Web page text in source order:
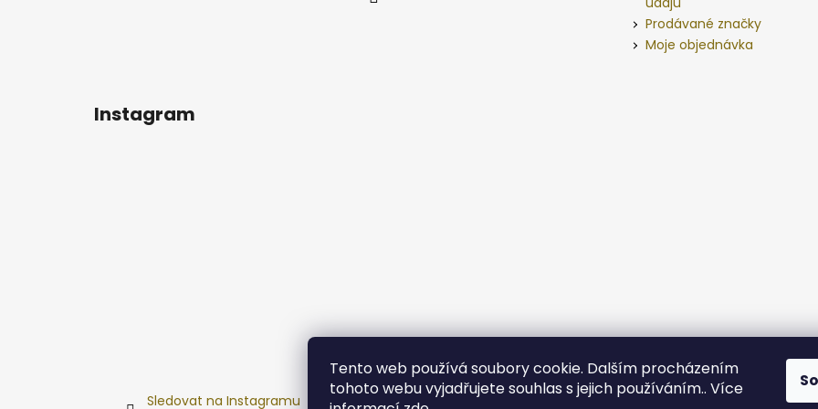
Tento web používá soubory cookie. Dalším procházením
tohoto webu vyjadřujete souhlas s jejich používáním.. Více
Prodávané značky
Moje objednávka
Instagram
Sledovat na Instagramu